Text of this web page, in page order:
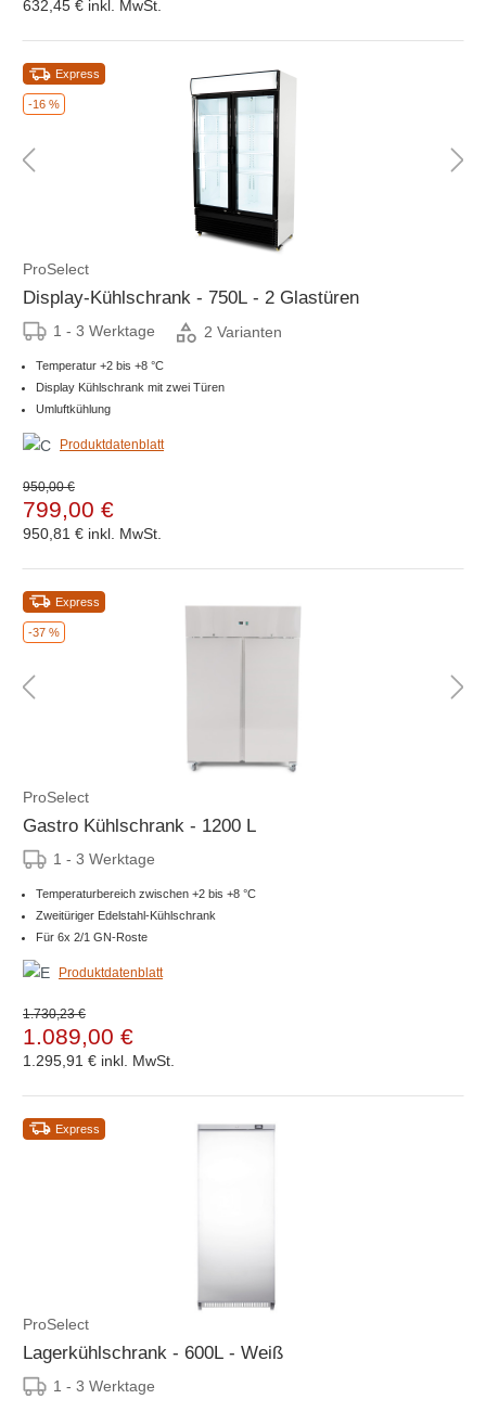
632,45 € inkl. MwSt.
-16 %
Express
ProSelect
Display-Kühlschrank - 750L - 2 Glastüren
1 - 3 Werktage 2 Varianten
Temperatur +2 bis +8 °C
Display Kühlschrank mit zwei Türen
Umluftkühlung
Produktdatenblatt
950,00 €
799,00 €
950,81 € inkl. MwSt.
-37 %
Express
ProSelect
Gastro Kühlschrank - 1200 L
1 - 3 Werktage
Temperaturbereich zwischen +2 bis +8 °C
Zweitüriger Edelstahl-Kühlschrank
Für 6x 2/1 GN-Roste
Produktdatenblatt
1.730,23 €
1.089,00 €
1.295,91 € inkl. MwSt.
Express
ProSelect
Lagerkühlschrank - 600L - Weiß
1 - 3 Werktage